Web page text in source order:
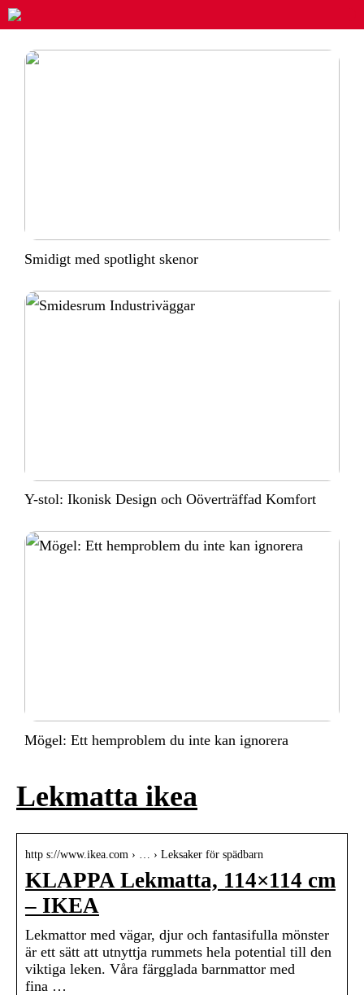
Smidigt med spotlight skenor
Y-stol: Ikonisk Design och Oöverträffad Komfort
Mögel: Ett hemproblem du inte kan ignorera
Lekmatta ikea
http s://www.ikea.com › … › Leksaker för spädbarn
KLAPPA Lekmatta, 114×114 cm
– IKEA
Lekmattor med vägar, djur och fantasifulla mönster
är ett sätt att utnyttja rummets hela potential till den
viktiga leken. Våra färgglada barnmattor med
fina …